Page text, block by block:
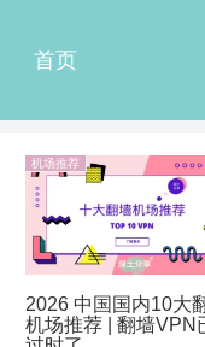
首页
机场推荐
2026 中国国内10大
机场推荐 | 翻墙VPN